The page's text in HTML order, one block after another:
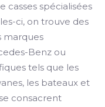
casses spécialisées
ci, on trouve des
marques
Benz ou
tels que les
les bateaux et
consacrent